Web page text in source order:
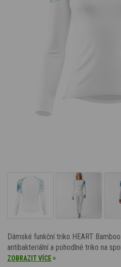
Dámské funkční triko HEART
antibakteriální a pohodlné triko na
ZOBRAZIT VÍCE»